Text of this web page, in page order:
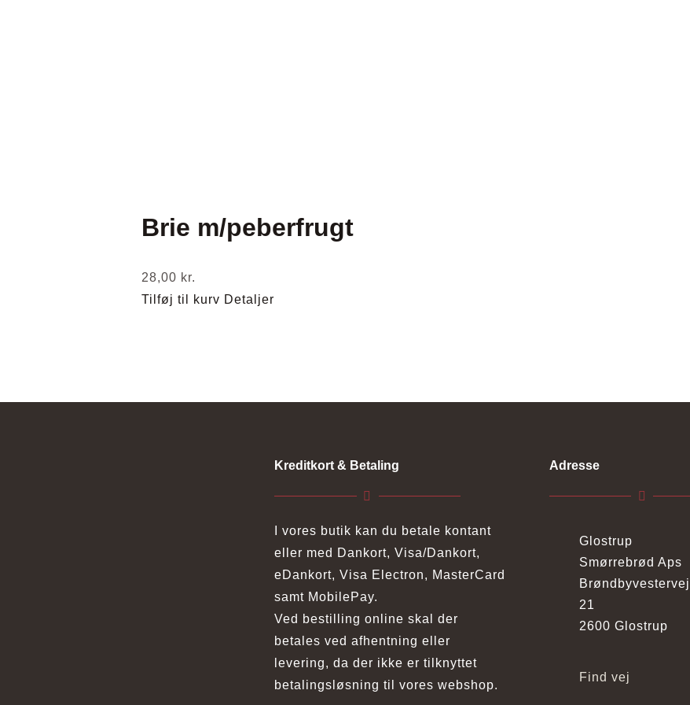
Brie m/peberfrugt
28,00 kr.
Tilføj til kurv Detaljer
Kreditkort & Betaling
I vores butik kan du betale kontant
eller med Dankort, Visa/Dankort,
eDankort, Visa Electron, MasterCard
samt MobilePay.
Ved bestilling online skal der
betales ved afhentning eller
levering, da der ikke er tilknyttet
betalingsløsning til vores webshop.
Adresse
Glostrup
Smørrebrød Aps
Brøndbyvestervej
21
2600 Glostrup
Find vej